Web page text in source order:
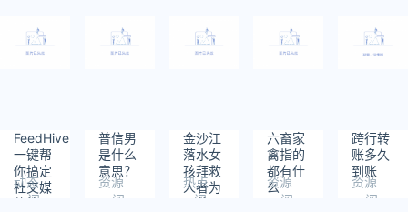
FeedHive：
一键帮
你搞定
社交媒
体的写
动态
阅
普信男
是什么
意思？
资源
阅
金沙江
落水女
孩拜救
人者为
干爹
热点
阅
六畜家
禽指的
都有什
么
资源
阅
跨行转
账多久
到账
资源
阅